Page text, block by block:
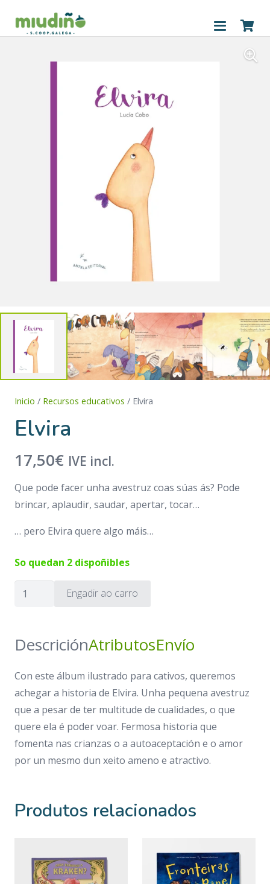
Inicio / Recursos educativos / Elvira
Elvira
17,50€ IVE incl.
Que pode facer unha avestruz coas súas ás? Pode
brincar, aplaudir, saudar, apertar, tocar…
… pero Elvira quere algo máis…
So quedan 2 dispoñibles
Elvira
Engadir ao carro
DescriciónAtributosEnvío
Con este álbum ilustrado para cativos, queremos
achegar a historia de Elvira. Unha pequena avestruz
que a pesar de ter multitude de cualidades, o que
quere ela é poder voar. Fermosa historia que
fomenta nas crianzas o a autoaceptación e o amor
por un mesmo dun xeito ameno e atractivo.
Produtos relacionados